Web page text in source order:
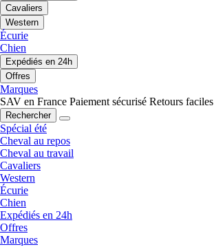
Cavaliers
Western
Écurie
Chien
Expédiés en 24h
Offres
Marques
SAV en France Paiement sécurisé Retours faciles
Rechercher
Spécial été
Cheval au repos
Cheval au travail
Cavaliers
Western
Écurie
Chien
Expédiés en 24h
Offres
Marques